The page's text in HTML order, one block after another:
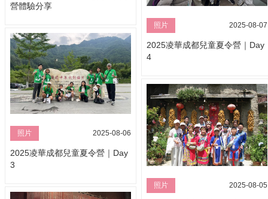
營體驗分享
照片 2025-08-07
2025凌華成都兒童夏令營｜Day
4
照片 2025-08-06
2025凌華成都兒童夏令營｜Day
3
照片 2025-08-05